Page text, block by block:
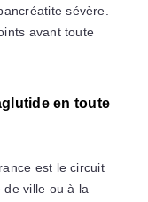
sévère.
avant toute
en toute
est le circuit
de ville ou à la